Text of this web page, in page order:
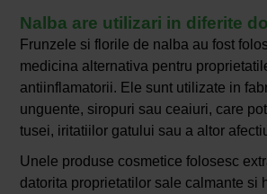
Nalba are utilizari in diferite
Frunzele si florile de nalba au fost
medicina alternativa pentru
antiinflamatorii. Ele sunt utilizate in
unguente, siropuri sau ceaiuri, care
tusei, iritatiilor gatului sau a altor
Unele produse cosmetice folosesc
datorita proprietatilor sale calmante si